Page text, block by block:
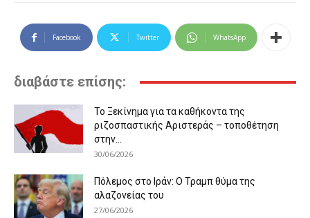
Facebook Twitter WhatsApp
διαβάστε επίσης:
Το Ξεκίνημα για τα καθήκοντα της
ριζοσπαστικής Αριστεράς – τοποθέτηση
στην...
30/06/2026
Πόλεμος στο Ιράν: Ο Τραμπ θύμα της
αλαζονείας του
27/06/2026